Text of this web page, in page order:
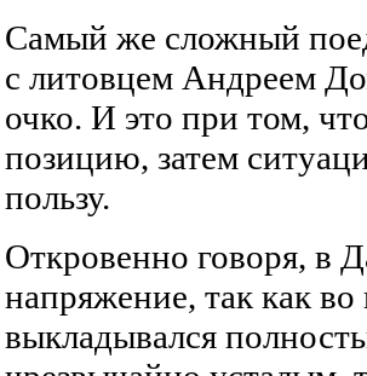
Самый же сложный
с литовцем Андреем
очко. И это при том,
позицию, затем
пользу.
Откровенно говоря, в
напряжение, так как
выкладывался